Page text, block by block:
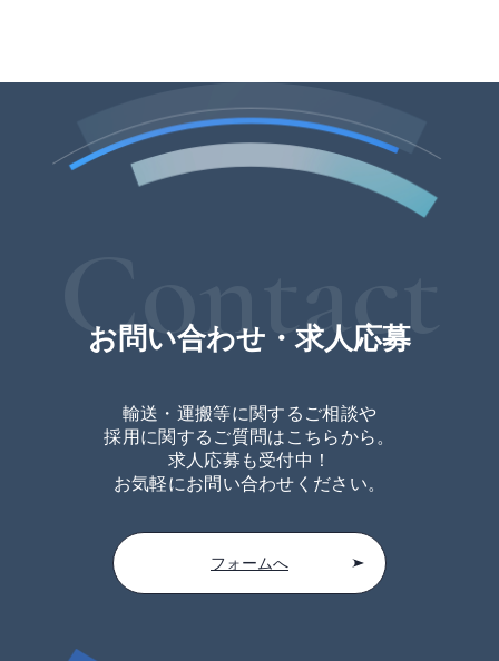
Contact
お問い合わせ・求人応募
輸送・運搬等に関するご相談や
採用に関するご質問はこちらから。
求人応募も受付中！
お気軽にお問い合わせください。
フォームへ